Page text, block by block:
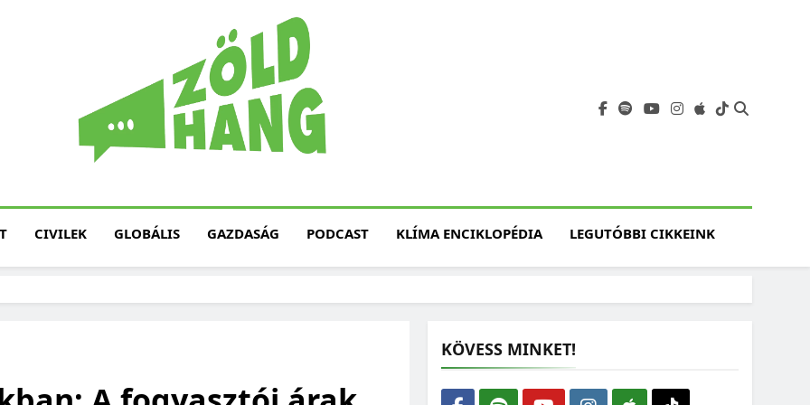
Fenntarthatóság, Jövő
CIVILEK GLOBÁLIS GAZDASÁG PODCAST KLÍMA ENCIKLOPÉDIA LEGUTÓBBI CIKKEINK
KÖVESS MINKET!